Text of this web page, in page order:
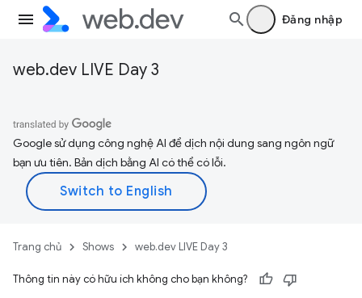
Đăng nhập
web.dev LIVE Day 3
Google sử dụng công nghệ AI để dịch nội dung sang ngôn ngữ
bạn ưu tiên. Bản dịch bằng AI có thể có lỗi.
Trang chủ Shows web.dev LIVE Day 3
Thông tin này có hữu ích không cho bạn không?